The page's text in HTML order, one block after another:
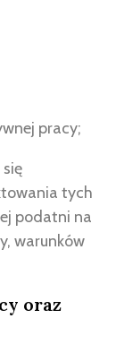
pracy;
tych
podatni na
warunków
oraz